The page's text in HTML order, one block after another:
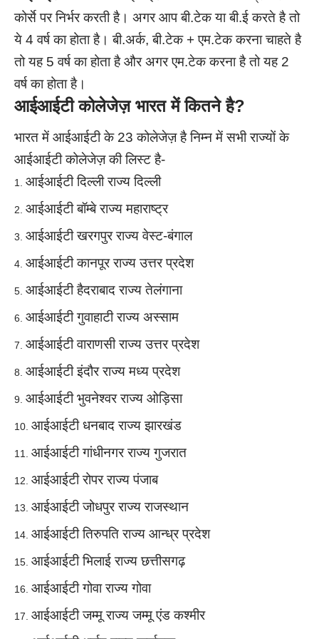
कोर्से पर निर्भर करती है। अगर आप बी.टेक या बी.ई करते है तो
ये 4 वर्ष का होता है। बी.अर्क, बी.टेक + एम.टेक करना चाहते है
तो यह 5 वर्ष का होता है और अगर एम.टेक करना है तो यह 2
वर्ष का होता है।
आईआईटी कोलेजेज़ भारत में कितने है?
भारत में आईआईटी के 23 कोलेजेज़ है निम्न में सभी राज्यों के
आईआईटी कोलेजेज़ की लिस्ट है-
आईआईटी दिल्ली राज्य दिल्ली
आईआईटी बॉम्बे राज्य महाराष्ट्र
आईआईटी खरगपुर राज्य वेस्ट-बंगाल
आईआईटी कानपूर राज्य उत्तर प्रदेश
आईआईटी हैदराबाद राज्य तेलंगाना
आईआईटी गुवाहाटी राज्य अस्साम
आईआईटी वाराणसी राज्य उत्तर प्रदेश
आईआईटी इंदौर राज्य मध्य प्रदेश
आईआईटी भुवनेश्वर राज्य ओड़िसा
आईआईटी धनबाद राज्य झारखंड
आईआईटी गांधीनगर राज्य गुजरात
आईआईटी रोपर राज्य पंजाब
आईआईटी जोधपुर राज्य राजस्थान
आईआईटी तिरुपति राज्य आन्ध्र प्रदेश
आईआईटी भिलाई राज्य छत्तीसगढ़
आईआईटी गोवा राज्य गोवा
आईआईटी जम्मू राज्य जम्मू एंड कश्मीर